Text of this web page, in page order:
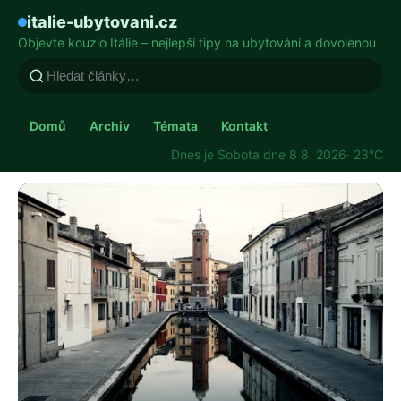
italie-ubytovani.cz
Objevte kouzlo Itálie – nejlepší tipy na ubytování a dovolenou
Domů Archiv Témata
Kontakt
Dnes je Sobota dne 8 8. 2026· 23°C